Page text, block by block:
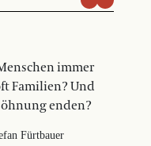
immer
Familien? Und
enden?
Fürtbauer